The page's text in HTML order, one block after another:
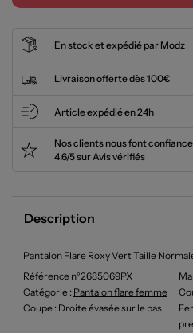
En stock et expédié par Modz
Livraison offerte dès 100€
Article expédié en 24h
Nos clients nous font
4.6/5 sur Avis vérifiés
Description
Pantalon Flare Roxy Vert Taille
Référence n°2685069PX
Catégorie : Pantalon flare femme
Coupe : Droite évasée sur le bas